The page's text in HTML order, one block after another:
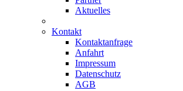
Aktuelles
Kontakt
Kontaktanfrage
Anfahrt
Impressum
Datenschutz
AGB